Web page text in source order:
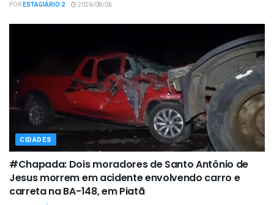
PORESTAGIÁRIO 2 2026/08/06
CIDADES
#Chapada: Dois moradores de Santo Antônio de
Jesus morrem em acidente envolvendo carro e
carreta na BA-148, em Piatã